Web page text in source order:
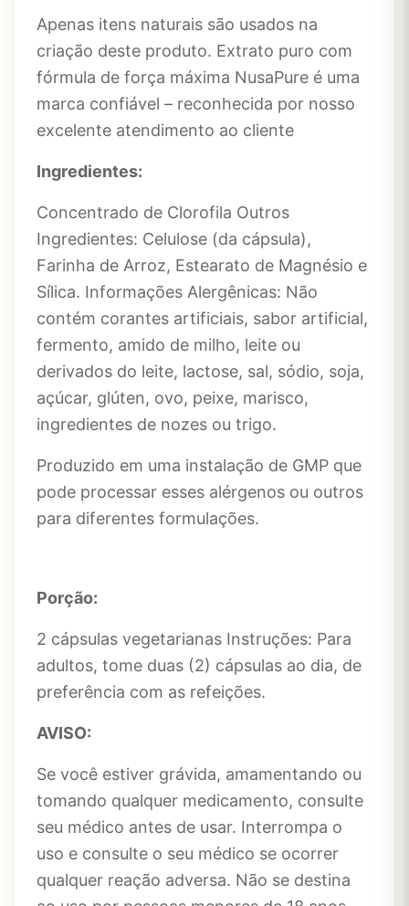
Apenas itens naturais são usados ​​na
criação deste produto. Extrato puro com
fórmula de força máxima NusaPure é uma
marca confiável – reconhecida por nosso
excelente atendimento ao cliente
Ingredientes:
Concentrado de Clorofila Outros
Ingredientes: Celulose (da cápsula),
Farinha de Arroz, Estearato de Magnésio e
Sílica. Informações Alergênicas: Não
contém corantes artificiais, sabor artificial,
fermento, amido de milho, leite ou
derivados do leite, lactose, sal, sódio, soja,
açúcar, glúten, ovo, peixe, marisco,
ingredientes de nozes ou trigo.
Produzido em uma instalação de GMP que
pode processar esses alérgenos ou outros
para diferentes formulações.
Porção:
2 cápsulas vegetarianas Instruções: Para
adultos, tome duas (2) cápsulas ao dia, de
preferência com as refeições.
AVISO:
Se você estiver grávida, amamentando ou
tomando qualquer medicamento, consulte
seu médico antes de usar. Interrompa o
uso e consulte o seu médico se ocorrer
qualquer reação adversa. Não se destina